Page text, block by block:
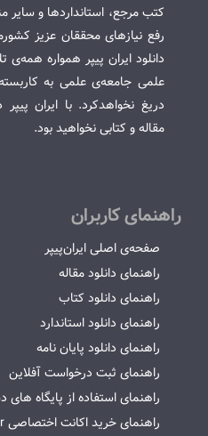
کتب مرجع، استانداردها و
رفع نیازهای محققان عزیز
دانلود ایران پیپر همواره
علمی جامعه‌ی علمی به
دریغ نخواهدکرد. با ایران
مقاله و کتابی نخواهید بود.
راهنمای کاربران
صفحه‌ی اصلی ایران‌پیپر
راهنمای دانلود مقاله
راهنمای دانلود کتاب
راهنمای دانلود استاندارد
راهنمای دانلود پایان نامه
راهنمای ثبت درخواست آفلاین
راهنمای استفاده از پایگاه
راهنمای خرید اکانت اختصاصی SciFinder